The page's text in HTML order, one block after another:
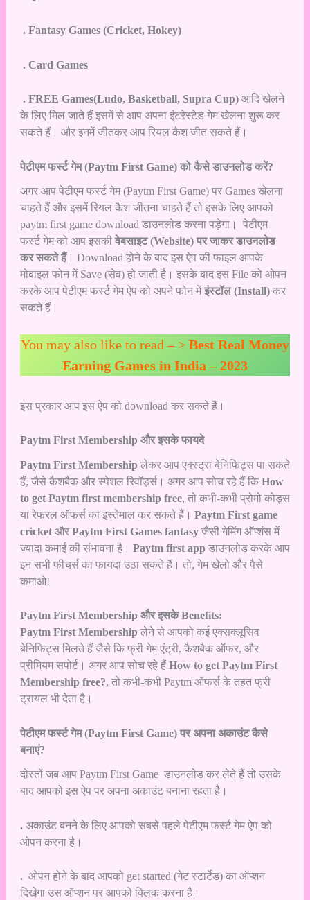
. Fantasy Games (Cricket, Hokey)
. Card Games
. FREE Games(Ludo, Basketball, Supra Cup)आदि खेलने
के लिए मिल जाते हैं इसमें से आप अपना इंटरेस्टेड गेम खेलना शुरू कर
सकते हैं। और इनमें जीतकर आप रियल कैश जीत सकते हैं।
पेटीएम फर्स्ट गेम (Paytm First Game) को कैसे डाउनलोड करें?
अगर आप पेटीएम फर्स्ट गेम (Paytm First Game) पर Games खेलना
चाहते हैं और इसमें रियल कैश जीतना चाहते हैं तो इसके लिए आपको
paytm first game download डाउनलोड करना पड़ेगा। पेटीएम
फर्स्ट गेम को आप इसकी वेबसाइट (Website) पर जाकर डाउनलोड
कर सकते हैं। Download होने के बाद इस ऐप की फाइल आपके
मोबाइल फोन में Save (सेव) हो जाती है। इसके बाद इस File को ओपन
करके आप पेटीएम फर्स्ट गेम ऐप को अपने फोन मेंइंस्टॉल (Install) कर
सकते हैं।
You may also like to read – > Best Real Money
Earning Games in India – 2023
इस प्रकार आप इस ऐप को download कर सकते हैं।
Paytm First Membership और इसके फायदे
Paytm First Membershipलेकर आप एक्स्ट्रा बेनिफिट्स पा सकते
हैं, जैसे कैशबैक और स्पेशल रिवॉर्ड्स। अगर आप सोच रहे हैं कि How
to get Paytm first membership free, तो कभी-कभी प्रोमो कोड्स
या रेफरल ऑफर्स का इस्तेमाल कर सकते हैं। Paytm First game
cricketऔर Paytm First Games fantasyजैसी गेमिंग ऑप्शंस में
ज्यादा कमाई की संभावना है। Paytm first appडाउनलोड करके आप
इन सभी फीचर्स का फायदा उठा सकते हैं। तो, गेम खेलो और पैसे
कमाओ!
Paytm First Membership और इसके Benefits:
Paytm First Membershipलेने से आपको कई एक्सक्लूसिव
बेनिफिट्स मिलते हैं जैसे कि फ्री गेम एंट्री, कैशबैक ऑफर, और
प्रीमियम सपोर्ट। अगर आप सोच रहे हैं How to get Paytm First
Membership free?, तो कभी-कभी Paytm ऑफर्स के तहत फ्री
ट्रायल भी देता है।
पेटीएम फर्स्ट गेम (Paytm First Game) पर अपना अकाउंट कैसे
बनाएं?
दोस्तों जब आप Paytm First Game डाउनलोड कर लेते हैं तो उसके
बाद आपको इस ऐप पर अपना अकाउंट बनाना रहता है।
.अकाउंट बनने के लिए आपको सबसे पहले पेटीएम फर्स्ट गेम ऐप को
ओपन करना है।
.ओपन होने के बाद आपको get started (गेट स्टार्टेड) का ऑप्शन
दिखेगा उस ऑप्शन पर आपको क्लिक करना है।